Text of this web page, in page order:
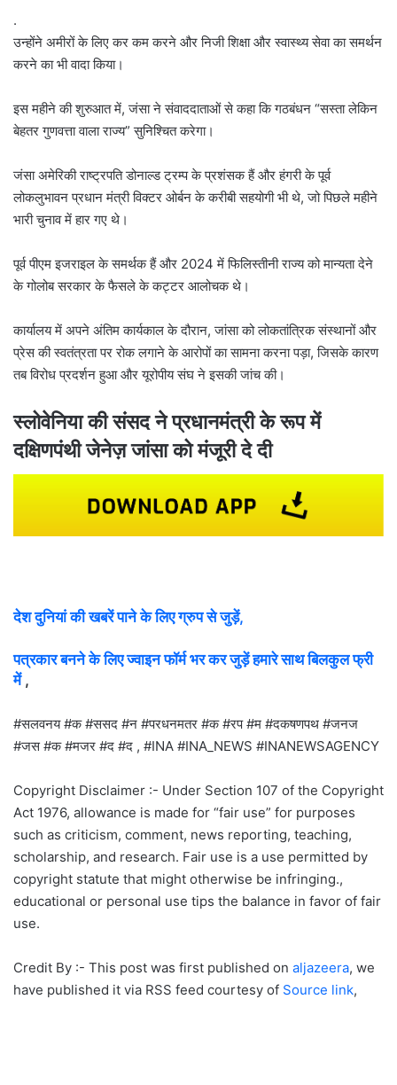
.
उन्होंने अमीरों के लिए कर कम करने और निजी शिक्षा और स्वास्थ्य सेवा का समर्थन
करने का भी वादा किया।
इस महीने की शुरुआत में, जंसा ने संवाददाताओं से कहा कि गठबंधन “सस्ता लेकिन
बेहतर गुणवत्ता वाला राज्य” सुनिश्चित करेगा।
जंसा अमेरिकी राष्ट्रपति डोनाल्ड ट्रम्प के प्रशंसक हैं और हंगरी के पूर्व
लोकलुभावन प्रधान मंत्री विक्टर ओर्बन के करीबी सहयोगी भी थे, जो पिछले महीने
भारी चुनाव में हार गए थे।
पूर्व पीएम इजराइल के समर्थक हैं और 2024 में फिलिस्तीनी राज्य को मान्यता देने
के गोलोब सरकार के फैसले के कट्टर आलोचक थे।
कार्यालय में अपने अंतिम कार्यकाल के दौरान, जांसा को लोकतांत्रिक संस्थानों और
प्रेस की स्वतंत्रता पर रोक लगाने के आरोपों का सामना करना पड़ा, जिसके कारण
तब विरोध प्रदर्शन हुआ और यूरोपीय संघ ने इसकी जांच की।
स्लोवेनिया की संसद ने प्रधानमंत्री के रूप में
दक्षिणपंथी जेनेज़ जांसा को मंजूरी दे दी
देश दुनियां की खबरें पाने के लिए ग्रुप से जुड़ें,
पत्रकार बनने के लिए ज्वाइन फॉर्म भर कर जुड़ें हमारे साथ बिलकुल फ्री
में ,
#सलवनय #क #ससद #न #परधनमतर #क #रप #म #दकषणपथ #जनज
#जस #क #मजर #द #द , #INA #INA_NEWS #INANEWSAGENCY
Copyright Disclaimer :- Under Section 107 of the Copyright
Act 1976, allowance is made for “fair use” for purposes
such as criticism, comment, news reporting, teaching,
scholarship, and research. Fair use is a use permitted by
copyright statute that might otherwise be infringing.,
educational or personal use tips the balance in favor of fair
use.
Credit By :- This post was first published on aljazeera, we
have published it via RSS feed courtesy of Source link,